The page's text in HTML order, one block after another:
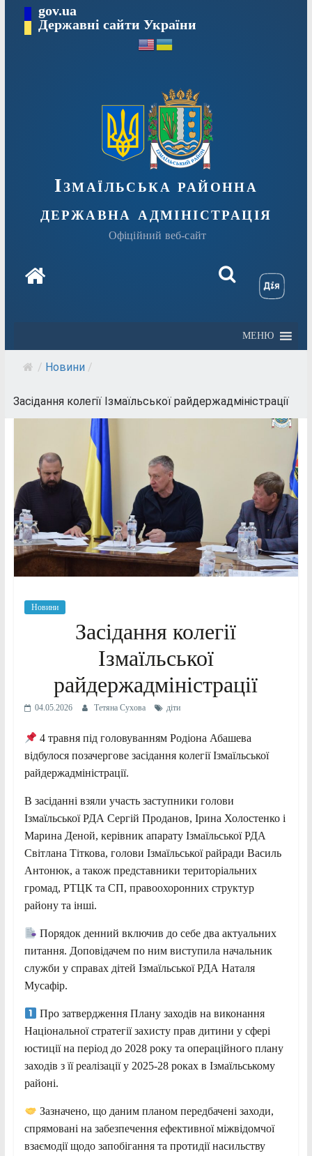
вмісту
gov.ua
Державні сайти України
Ізмаїльська районна
державна адміністрація
Офіційний веб-сайт
МЕНЮ
/ Новини /
Засідання колегії Ізмаїльської райдержадміністрації
Новини
Засідання колегії
Ізмаїльської
райдержадміністрації
04.05.2026 Тетяна Сухова діти
4 травня під головуванням Родіона Абашева
відбулося позачергове засідання колегії Ізмаїльської
райдержадміністрації.
В засіданні взяли участь заступники голови
Ізмаїльської РДА Сергій Проданов, Ірина Холостенко і
Марина Деной, керівник апарату Ізмаїльської РДА
Світлана Тіткова, голови Ізмаїльської райради Василь
Антонюк, а також представники територіальних
громад, РТЦК та СП, правоохоронних структур
району та інші.
Порядок денний включив до себе два актуальних
питання. Доповідачем по ним виступила начальник
служби у справах дітей Ізмаїльської РДА Наталя
Мусафір.
Про затвердження Плану заходів на виконання
Національної стратегії захисту прав дитини у сфері
юстиції на період до 2028 року та операційного плану
заходів з її реалізації у 2025-28 роках в Ізмаїльському
районі.
Зазначено, що даним планом передбачені заходи,
спрямовані на забезпечення ефективної міжвідомчої
взаємодії щодо запобігання та протидії насильству